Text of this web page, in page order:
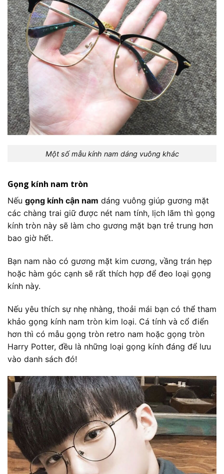
Một số mẫu kính nam dáng vuông khác
Gọng kính nam tròn
Nếu gọng kính cận nam dáng vuông giúp gương mặt
các chàng trai giữ được nét nam tính, lịch lãm thì gọng
kính tròn này sẽ làm cho gương mặt bạn trẻ trung hơn
bao giờ hết.
Bạn nam nào có gương mặt kim cương, vầng trán hẹp
hoặc hàm góc cạnh sẽ rất thích hợp để đeo loại gọng
kính này.
Nếu yêu thích sự nhẹ nhàng, thoải mái bạn có thể tham
khảo gọng kính nam tròn kim loại. Cá tính và cổ điển
hơn thì có mẫu gọng tròn retro nam hoặc gọng tròn
Harry Potter, đều là những loại gọng kính đáng để lưu
vào danh sách đó!